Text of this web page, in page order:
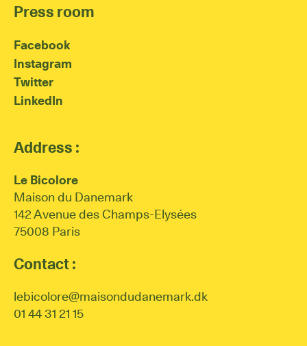
Press room
Facebook
Instagram
Twitter
LinkedIn
Address :
Le Bicolore
Maison du Danemark
142 Avenue des Champs-Elysées
75008 Paris
Contact :
lebicolore@maisondudanemark.dk
01 44 31 21 15